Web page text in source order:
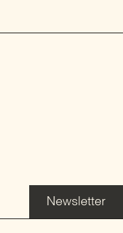
Newsletter